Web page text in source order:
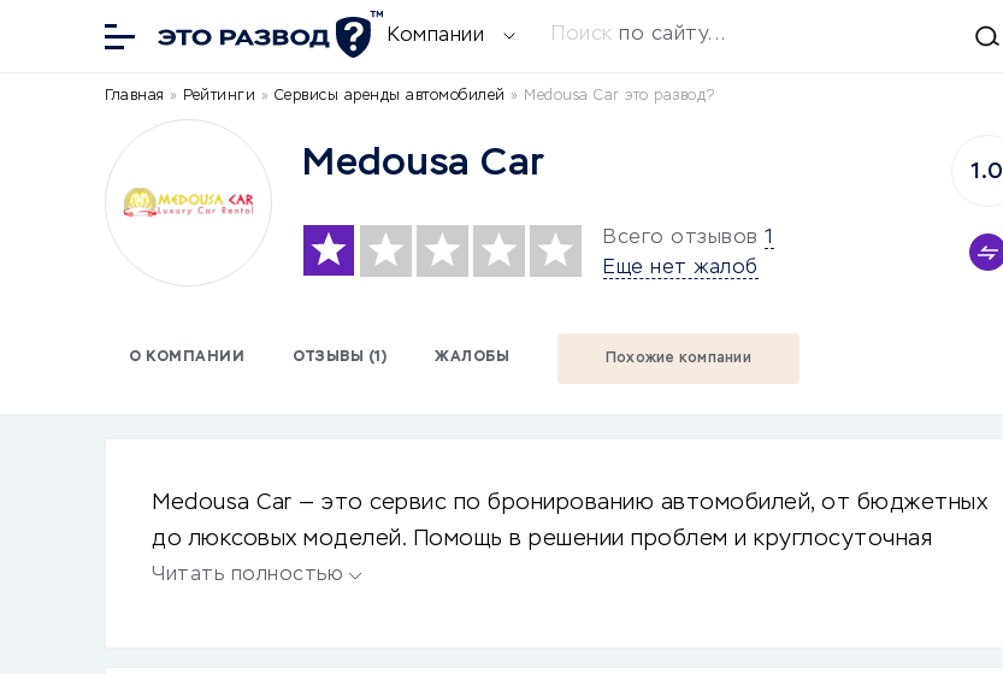
Компании Поиск по сайту...
Главная » Рейтинги » Сервисы аренды автомобилей » Medousa Car это развод?
Medousa Car
Всего отзывов 1
Еще нет жалоб
1.0
О КОМПАНИИ ОТЗЫВЫ (1) ЖАЛОБЫ Похожие компании
Medousa Car — это сервис по бронированию автомобилей, от бюджетных
до люксовых моделей. Помощь в решении проблем и круглосуточная
поддержка на всем протяжении бронирования.
Читать полностью